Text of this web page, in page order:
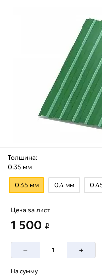
Толщина:
0.35 мм
0.35 мм 0.4 мм
Цена за лист
1 500 ₽
– +
На сумму